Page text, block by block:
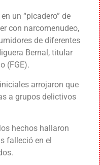
un “picadero” de
con narcomenudeo,
de diferentes
Bernal, titular
(FGE).
arrojaron que
a grupos delictivos
hechos hallaron
falleció en el